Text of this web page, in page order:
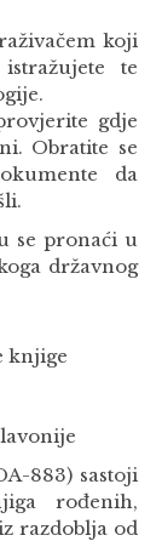
koji
te
gdje
Obratite se
da
se pronaći u
državnog
knjige
883) sastoji
rođenih,
razdoblja od